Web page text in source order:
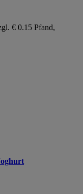
€ 0.15 Pfand,